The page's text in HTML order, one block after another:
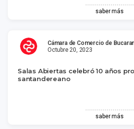
saber más
Cámara de Comercio de
Octubre 20, 2023
Salas Abiertas celebró 10 años
santandereano
saber más